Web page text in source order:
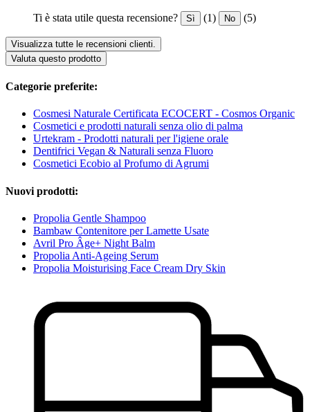
Ti è stata utile questa recensione? Sì (1) No (5)
Visualizza tutte le recensioni clienti.
Valuta questo prodotto
Categorie preferite:
Cosmesi Naturale Certificata ECOCERT - Cosmos Organic
Cosmetici e prodotti naturali senza olio di palma
Urtekram - Prodotti naturali per l'igiene orale
Dentifrici Vegan & Naturali senza Fluoro
Cosmetici Ecobio al Profumo di Agrumi
Nuovi prodotti:
Propolia Gentle Shampoo
Bambaw Contenitore per Lamette Usate
Avril Pro Âge+ Night Balm
Propolia Anti-Ageing Serum
Propolia Moisturising Face Cream Dry Skin